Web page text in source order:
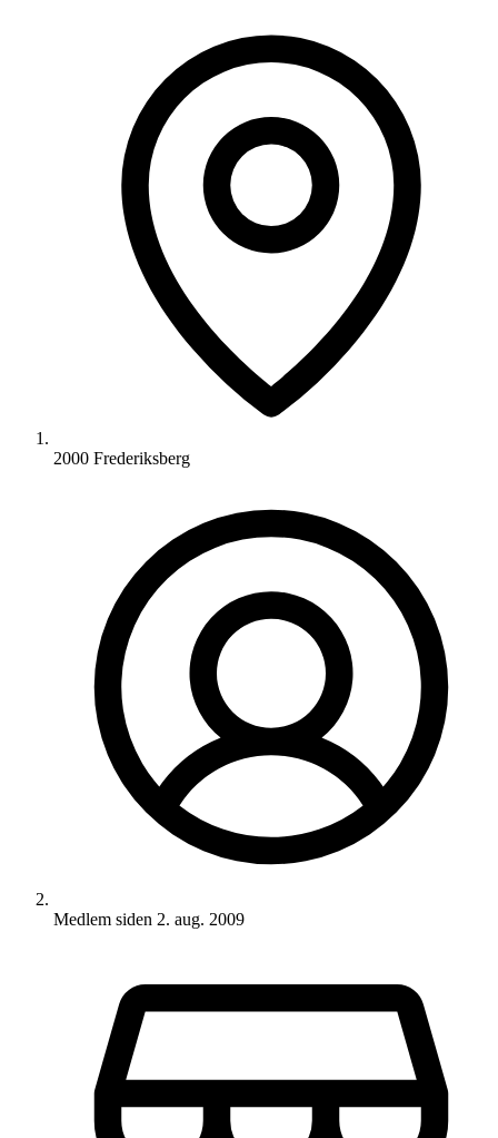
2000 Frederiksberg
Medlem siden 2. aug. 2009